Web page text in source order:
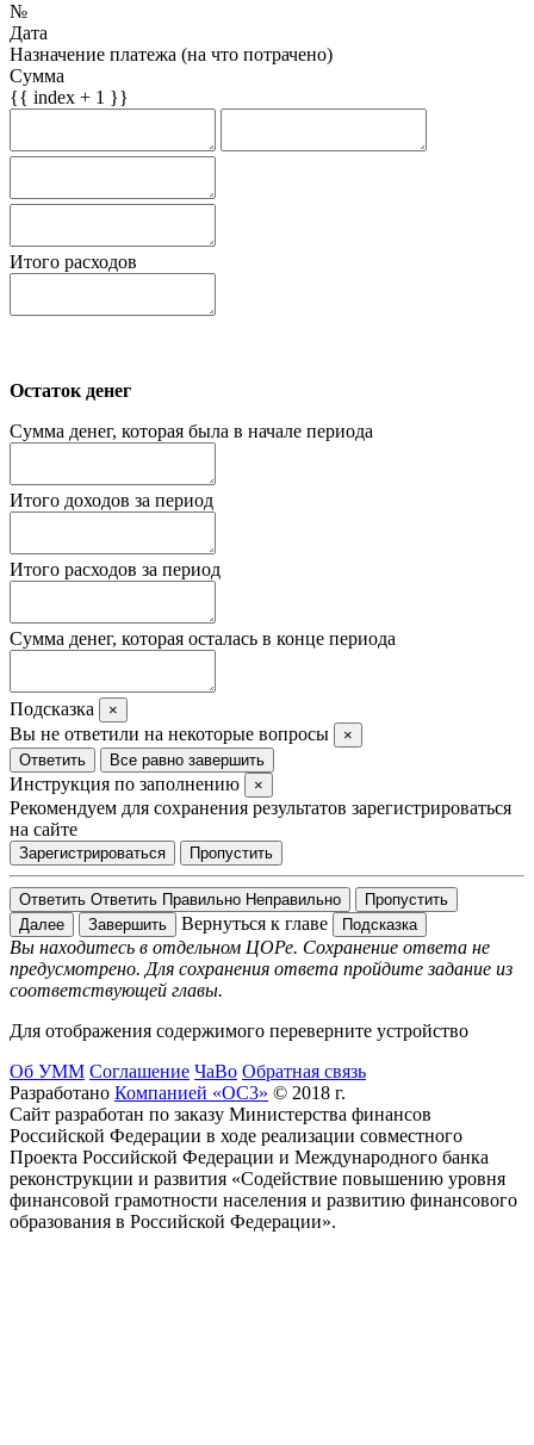
№
Дата
Назначение платежа (на что потрачено)
Сумма
{{ index + 1 }}
Итого расходов
Остаток денег
Сумма денег, которая была в начале периода
Итого доходов за период
Итого расходов за период
Сумма денег, которая осталась в конце периода
Подсказка ×
Вы не ответили на некоторые вопросы
×
Ответить
Все равно завершить
Инструкция по заполнению ×
Рекомендуем для сохранения результатов зарегистрироваться
на сайте
Зарегистрироваться Пропустить
Ответить Ответить Правильно Неправильно
Пропустить
Далее
Завершить Вернуться к главе Подсказка
Вы находитесь в отдельном ЦОРе. Сохранение ответа не
предусмотрено. Для сохранения ответа пройдите задание из
соответствующей главы.
Для отображения содержимого переверните устройство
Об УММ Соглашение ЧаВо Обратная связь
Разработано Компанией «ОС3» © 2018 г.
Сайт разработан по заказу Министерства финансов
Российской Федерации в ходе реализации совместного
Проекта Российской Федерации и Международного банка
реконструкции и развития «Содействие повышению уровня
финансовой грамотности населения и развитию финансового
образования в Российской Федерации».